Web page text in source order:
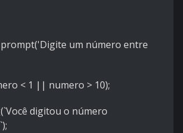
um número entre
< 1 || numero > 10);
`Você digitou o número
);